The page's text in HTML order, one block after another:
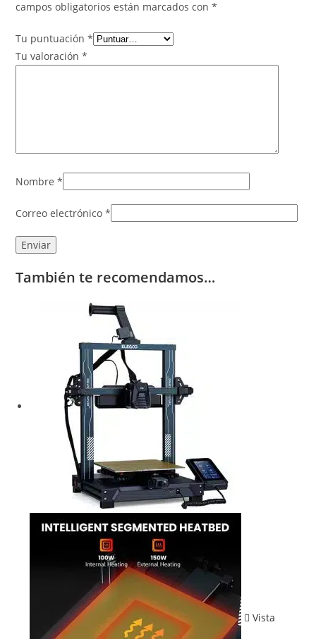
campos obligatorios están marcados con*
Tu puntuación*
Tu valoración*
Nombre*
Correo electrónico*
También te recomendamos…
Vista